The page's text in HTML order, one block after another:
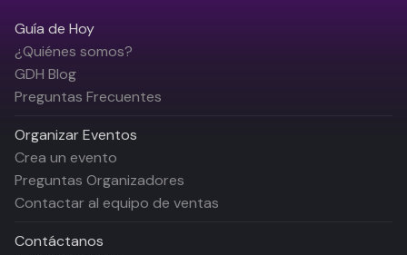
Guía de Hoy
¿Quiénes somos?
GDH Blog
Preguntas Frecuentes
Organizar Eventos
Crea un evento
Preguntas Organizadores
Contactar al equipo de ventas
Contáctanos